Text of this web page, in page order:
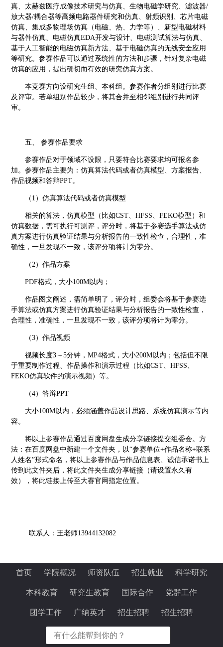
真、太赫兹医疗成像技术研究与仿真、生物电磁学研究、滤波器/
放大器/耦合器等高频电路器件研究和仿真、射频识别、芯片电磁
仿真、集成多物理场仿真（电磁、热、力学等）、新型电磁材料
与器件仿真、电磁仿真EDA开发与设计、电磁测试算法与仿真、
基于人工智能的电磁仿真新方法、基于电磁仿真的无线安全应用
等研究。参赛作品可以通过系统性的方法和步骤，针对复杂电磁
仿真的应用，提出确切而有效的研究仿真方案。
本竞赛方向设研究生组、本科组。参赛作者分组别进行比赛
及评审。若单组别作品较少，将其合并至相邻组别进行共同评
审。
五、 参赛作品要求
参赛作品对于领域不设限，只要符合比赛要求均可报名参
加。参赛作品主要为：仿真算法代码或者仿真模型、方案报告、
作品视频和答辩PPT。
（ 1）仿真算法代码或者仿真模型
相关的算法，仿真模型（比如CST、HFSS、FEKO模型）和
仿真数据，需可执行可测评，评分时，将基于参赛选手算法或仿
真方案进行仿真验证结果与分析报告的一致性检查，合理性，准
确性，一旦发现不一致，该评分项将计为零分。
（ 2）作品方案
PDF格式，大小100M以内；
作品图文阐述，需简单明了，评分时，组委会将基于参赛选
手算法或仿真方案进行仿真验证结果与分析报告的一致性检查，
合理性，准确性，一旦发现不一致，该评分项将计为零分。
（3）作品视频
视频长度3～5分钟，MP4格式，大小200M以内；包括但不限
于重要制作过程、作品操作和演示过程（比如CST、HFSS、
FEKO仿真软件的演示视频）等。
（4）答辩PPT
大小100M以内，必须涵盖作品设计思路、系统仿真演示等内
容。
将以上参赛作品通过百度网盘生成分享链接提交组委会。方
法：在百度网盘中新建一个文件夹，以“参赛单位+作品名称+联系
人姓名”形式命名，将以上参赛作品与作品信息表、诚信承诺书上
传到此文件夹后，将此文件夹生成分享链接（请设置永久有
效），将此链接上传至大赛官网指定位置。
联系人： 王老师13944132082
首页 学院概况 师资队伍 招生就业 科学研究
本科教育 研究生教育 国际合作 党群工作
团学工作 广纳英才 招生招聘 招生招聘